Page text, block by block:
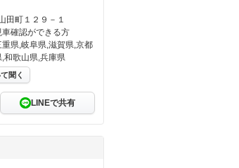
田町１２９－１
確認ができる方
県,岐阜県,滋賀県,京都
和歌山県,兵庫県
聞く
LINEで共有